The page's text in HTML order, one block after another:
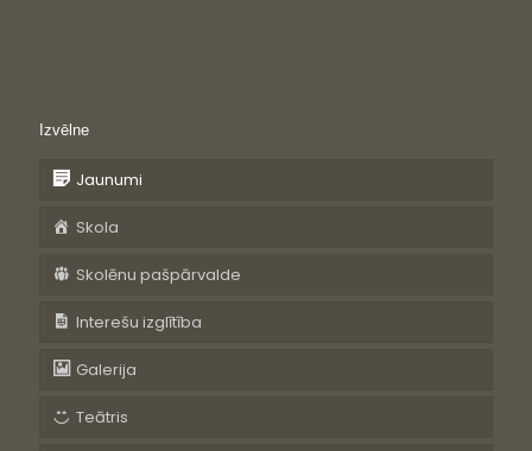
Izvēlne
Jaunumi
Skola
Skolēnu pašpārvalde
Interešu izglītība
Galerija
Teātris